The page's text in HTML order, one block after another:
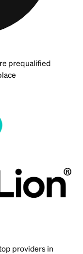
prequalified
providers in